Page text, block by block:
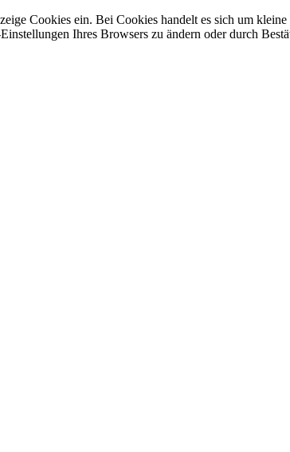
Cookies ein. Bei Cookies handelt es sich um
Ihres Browsers zu ändern oder durch